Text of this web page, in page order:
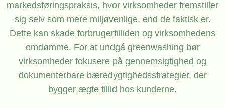
markedsføringspraksis, hvor virksomheder fremstiller
sig selv som mere miljøvenlige, end de faktisk er.
Dette kan skade forbrugertilliden og virksomhedens
omdømme. For at undgå greenwashing bør
virksomheder fokusere på gennemsigtighed og
dokumenterbare bæredygtighedsstrategier, der
bygger ægte tillid hos kunderne.